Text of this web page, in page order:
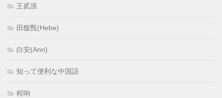
王贰浪
田馥甄(Hebe)
白安(Ann)
知って便利な中国語
程响